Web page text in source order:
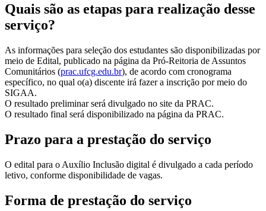
Quais são as etapas para realização desse
serviço?
As informações para seleção dos estudantes são disponibilizadas por
meio de Edital, publicado na página da Pró-Reitoria de Assuntos
Comunitários (prac.ufcg.edu.br), de acordo com cronograma
específico, no qual o(a) discente irá fazer a inscrição por meio do
SIGAA.
O resultado preliminar será divulgado no site da PRAC.
O resultado final será disponibilizado na página da PRAC.
Prazo para a prestação do serviço
O edital para o Auxílio Inclusão digital é divulgado a cada período
letivo, conforme disponibilidade de vagas.
Forma de prestação do serviço